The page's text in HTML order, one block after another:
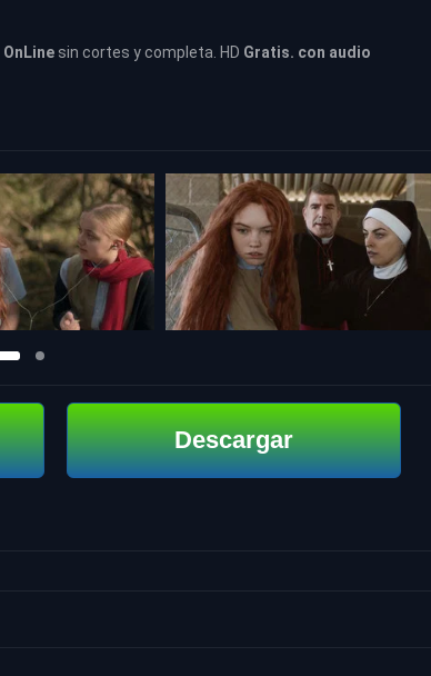
OnLine sin cortes y completa. HD Gratis. con audio
Descargar